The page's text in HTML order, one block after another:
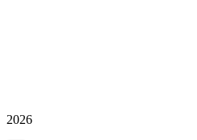
2026